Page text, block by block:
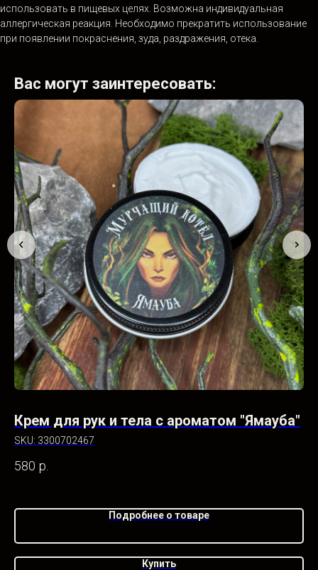
использовать в пищевых целях. Возможна индивидуальная
аллергическая реакция. Необходимо прекратить использование
при появлении покраснения, зуда, раздражения, отека.
Вас могут заинтересовать:
Крем для рук и тела с ароматом "Ямауба"
SKU: 3300702467
580 р.
Подробнее о товаре
Купить